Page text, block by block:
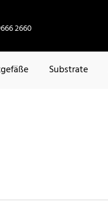
2660
Substrate